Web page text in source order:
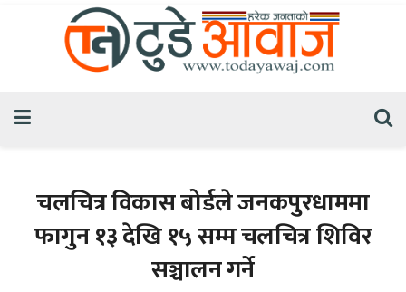
चलचित्र विकास बोर्डले जनकपुरधाममा
फागुन १३ देखि १५ सम्म चलचित्र शिविर
सञ्चालन गर्ने